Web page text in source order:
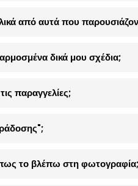
από αυτά που
δικά μου σχέδια;
παραγγελίες;
το βλέπω στη φωτογραφία;